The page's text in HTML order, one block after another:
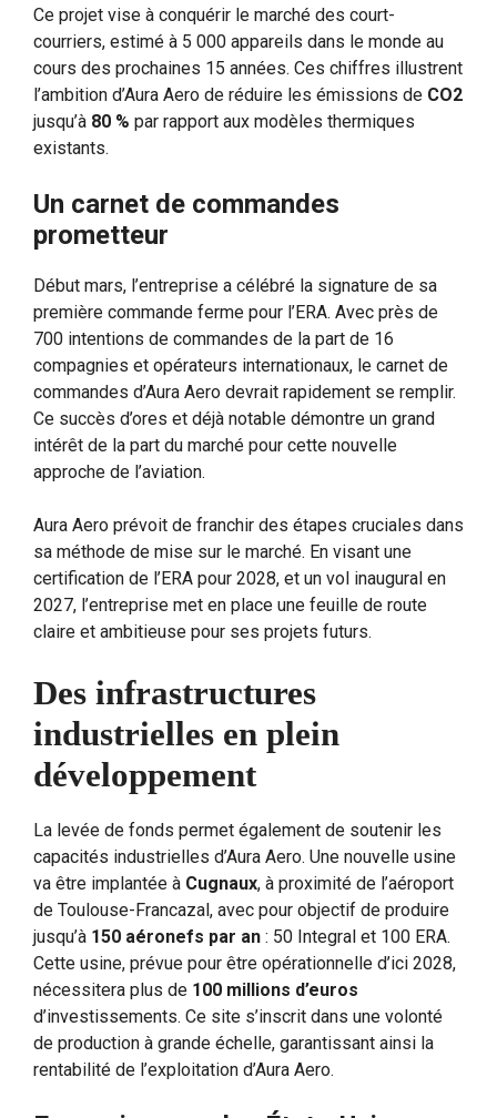
Ce projet vise à conquérir le marché des court-
courriers, estimé à 5 000 appareils dans le monde au
cours des prochaines 15 années. Ces chiffres illustrent
l’ambition d’Aura Aero de réduire les émissions de CO2
jusqu’à 80 % par rapport aux modèles thermiques
existants.
Un carnet de commandes
prometteur
Début mars, l’entreprise a célébré la signature de sa
première commande ferme pour l’ERA. Avec près de
700 intentions de commandes de la part de 16
compagnies et opérateurs internationaux, le carnet de
commandes d’Aura Aero devrait rapidement se remplir.
Ce succès d’ores et déjà notable démontre un grand
intérêt de la part du marché pour cette nouvelle
approche de l’aviation.
Aura Aero prévoit de franchir des étapes cruciales dans
sa méthode de mise sur le marché. En visant une
certification de l’ERA pour 2028, et un vol inaugural en
2027, l’entreprise met en place une feuille de route
claire et ambitieuse pour ses projets futurs.
Des infrastructures
industrielles en plein
développement
La levée de fonds permet également de soutenir les
capacités industrielles d’Aura Aero. Une nouvelle usine
va être implantée à Cugnaux, à proximité de l’aéroport
de Toulouse-Francazal, avec pour objectif de produire
jusqu’à 150 aéronefs par an : 50 Integral et 100 ERA.
Cette usine, prévue pour être opérationnelle d’ici 2028,
nécessitera plus de 100 millions d’euros
d’investissements. Ce site s’inscrit dans une volonté
de production à grande échelle, garantissant ainsi la
rentabilité de l’exploitation d’Aura Aero.